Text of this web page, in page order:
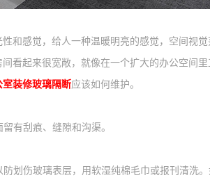
和感觉，给人一种温暖明亮的感觉，空间视
看起来很宽敞，就像在一个扩大的办公空间
室装修玻璃隔断应该如何维护。
有刮痕、缝隙和沟渠。
划伤玻璃表层，用软湿纯棉毛巾或报刊清洗